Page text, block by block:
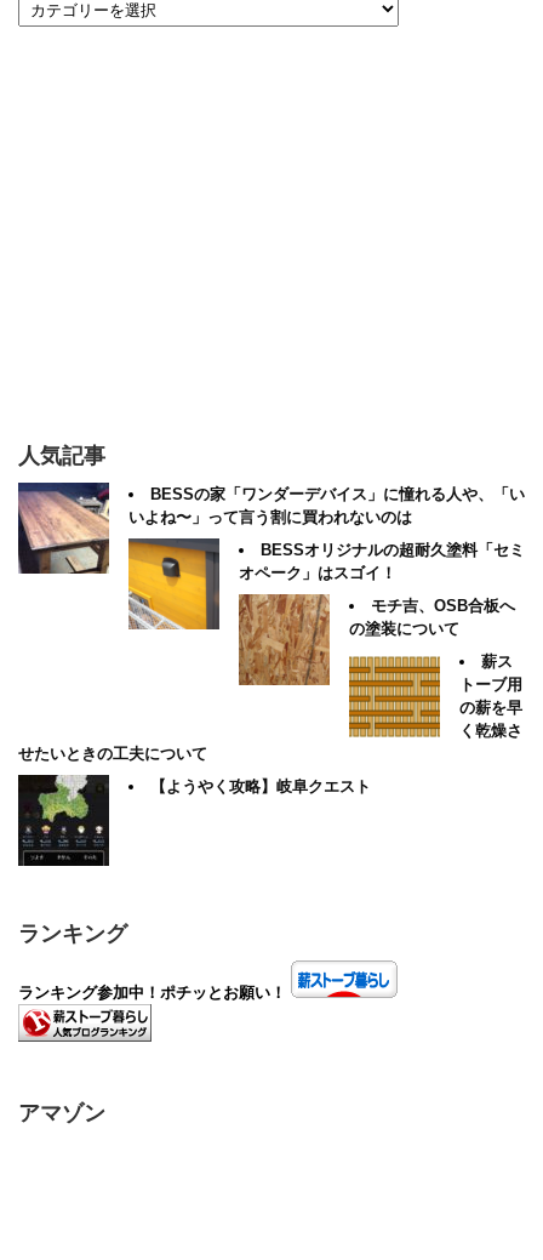
人気記事
BESSの家「ワンダーデバイス」に憧れる人や、「い
いよね〜」って言う割に買われないのは
BESSオリジナルの超耐久塗料「セミ
オペーク」はスゴイ！
モチ吉、OSB合板へ
の塗装について
薪ス
トーブ用
の薪を早
く乾燥さ
せたいときの工夫について
【ようやく攻略】岐阜クエスト
ランキング
ランキング参加中！ポチッとお願い！
アマゾン